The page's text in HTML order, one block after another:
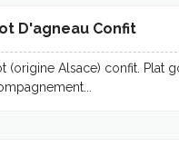
D'agneau Confit
(origine Alsace) confit. Plat